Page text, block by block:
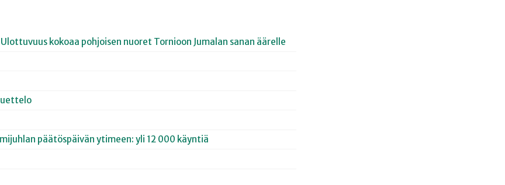
kokoaa pohjoisen nuoret Tornioon Jumalan sanan äärelle
päätöspäivän ytimeen: yli 12 000 käyntiä